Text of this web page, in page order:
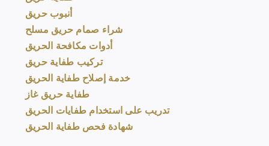
أنبوب حريق
شراء صمام حريق مسلح
أدوات مكافحة الحريق
تركيب طفاية حريق
خدمة إصلاح طفاية الحريق
طفاية حريق غاز
تدريب على استخدام طفايات الحريق
شهادة فحص طفاية الحريق